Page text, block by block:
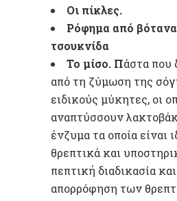
Οι πίκλες.
Ρόφημα από
τσουκνίδα
Το μίσο. Πάστα που
από τη ζύμωση της
ειδικούς μύκητες, οι
αναπτύσσουν
ένζυμα τα οποία είναι
θρεπτικά και
πεπτική διαδικασία
απορρόφηση των